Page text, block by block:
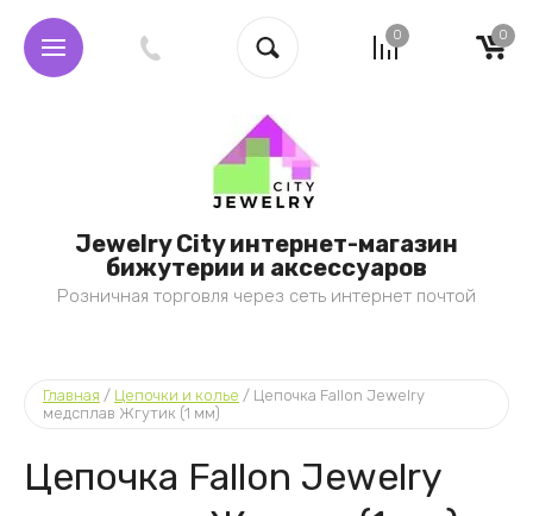
0 0
Jewelry City интернет-магазин
бижутерии и аксессуаров
Розничная торговля через сеть интернет почтой
Главная / Цепочки и колье / Цепочка Fallon Jewelry
медсплав Жгутик (1 мм)
Цепочка Fallon Jewelry